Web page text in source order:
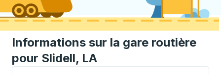
Informations sur la gare routière
pour Slidell, LA